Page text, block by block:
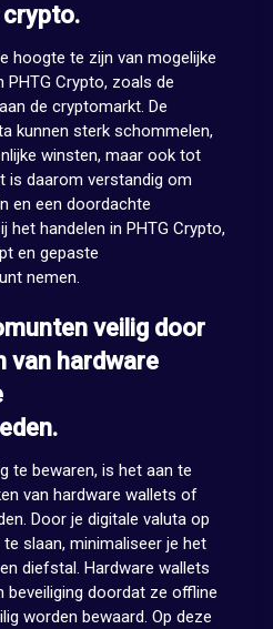
crypto.
hoogte te zijn van mogelijke
PHTG Crypto, zoals de
de cryptomarkt. De
kunnen sterk schommelen,
winsten, maar ook tot
is daarom verstandig om
en een doordachte
het handelen in PHTG Crypto,
en gepaste
nemen.
veilig door
van hardware
te bewaren, is het aan te
van hardware wallets of
Door je digitale valuta op
slaan, minimaliseer je het
diefstal. Hardware wallets
beveiliging doordat ze offline
worden bewaard. Op deze